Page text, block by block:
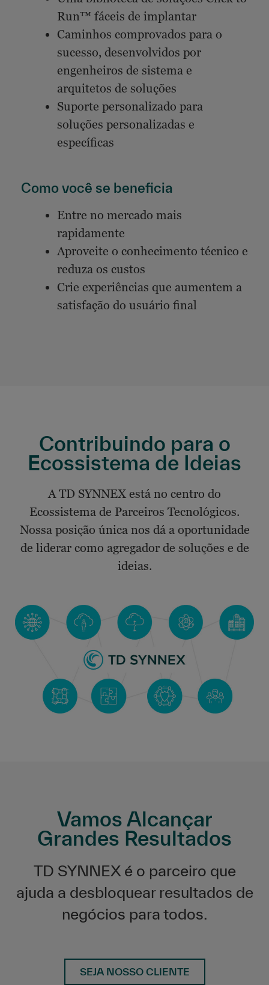
Run™ fáceis de implantar
Caminhos comprovados para o
sucesso, desenvolvidos por
engenheiros de sistema e
arquitetos de soluções
Suporte personalizado para
soluções personalizadas e
específicas
Como você se beneficia
Entre no mercado mais
rapidamente
Aproveite o conhecimento técnico e
reduza os custos
Crie experiências que aumentem a
satisfação do usuário final
Contribuindo para o
Ecossistema de Ideias
A TD SYNNEX está no centro do
Ecossistema de Parceiros Tecnológicos.
Nossa posição única nos dá a oportunidade
de liderar como agregador de soluções e de
ideias.
Vamos Alcançar
Grandes Resultados
TD SYNNEX é o parceiro que
ajuda a desbloquear resultados de
negócios para todos.
SEJA NOSSO CLIENTE